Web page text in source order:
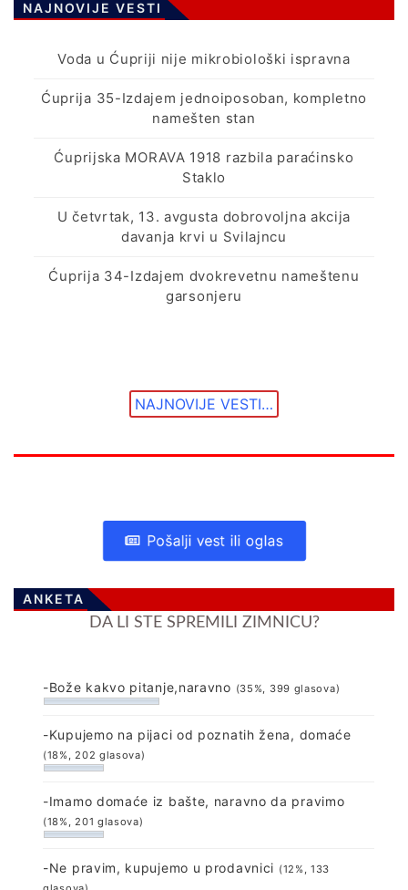
NAJNOVIJE VESTI
Voda u Ćupriji nije mikrobiološki ispravna
Ćuprija 35-Izdajem jednoiposoban, kompletno
namešten stan
Ćuprijska MORAVA 1918 razbila paraćinsko
Staklo
U četvrtak, 13. avgusta dobrovoljna akcija
davanja krvi u Svilajncu
Ćuprija 34-Izdajem dvokrevetnu nameštenu
garsonjeru
NAJNOVIJE VESTI…
Pošalji vest ili oglas
ANKETA
DA LI STE SPREMILI ZIMNICU?
-Bože kakvo pitanje,naravno (35%, 399 glasova)
-Kupujemo na pijaci od poznatih žena, domaće
(18%, 202 glasova)
-Imamo domaće iz bašte, naravno da pravimo
(18%, 201 glasova)
-Ne pravim, kupujemo u prodavnici (12%, 133